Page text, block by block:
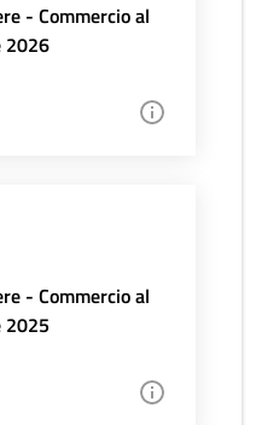
- Commercio al
2026
- Commercio al